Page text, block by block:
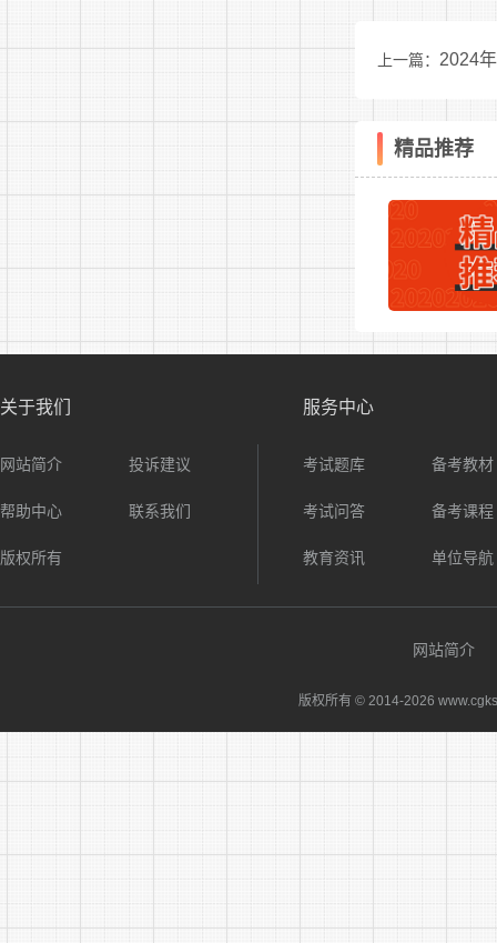
4.政法
符合优
劳动合同
3.被开
三、招
面试、体检
上一篇： 2024
学历毕业生公
精品推荐
关于我们
网站简介 投诉建议
帮助中心 联系我们
版权所有
服务中心
考试题库 备考教材
考试问答 备考课程
教育资讯 单位导航
网站简介
版权所有 © 2014-2026